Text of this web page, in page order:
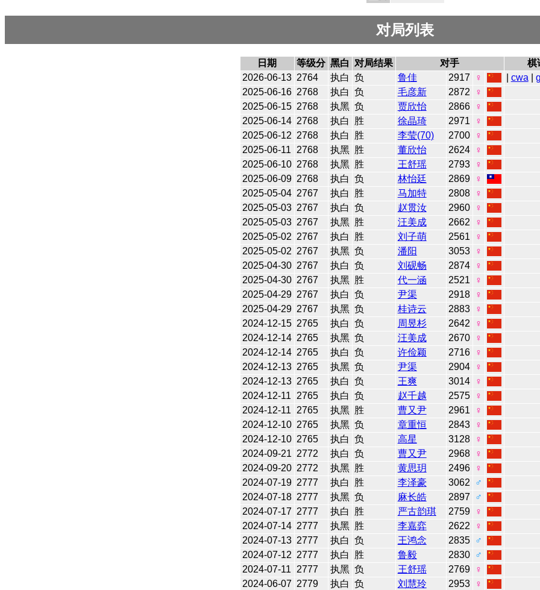
对局列表
日期 等级分 黑白 对局结果 对手
棋
2026-06-13 2764 执白 负 鲁佳 2917 ♀ cwa
2025-06-16 2768 执白 负 毛彦新 2872
♀
2025-06-15 2768 执黑 负 贾欣怡 2866
♀
2025-06-14 2768 执白 胜 徐晶琦 2971
♀
2025-06-12 2768 执白 胜 李莹(70) 2700
♀
2025-06-11
2768 执黑 胜 董欣怡 2624
♀
2025-06-10 2768 执黑 胜 王舒瑶 2793
♀
2025-06-09 2768 执白 负 林怡廷 2869
♀
2025-05-04 2767 执白 胜 马加特 2808
♀
2025-05-03 2767 执白 负 赵贯汝 2960
♀
2025-05-03 2767 执黑 胜 汪美成 2662
♀
2025-05-02 2767 执白 胜 刘子萌 2561
♀
2025-05-02 2767 执黑 负 潘阳 3053
♀
2025-04-30 2767 执白 负 刘砚畅 2874
♀
2025-04-30 2767 执黑 胜 代一涵 2521
♀
2025-04-29 2767 执白 负 尹渠 2918
♀
2025-04-29 2767 执黑 负 桂诗云 2883
♀
2024-12-15 2765 执白 负 周昱杉 2642
♀
2024-12-14 2765 执黑 负 汪美成 2670
♀
2024-12-14 2765 执白 负 许俭颖 2716
♀
2024-12-13 2765 执黑 负 尹渠 2904
♀
2024-12-13 2765 执白 负 王爽 3014
♀
2024-12-11
2765 执白 负 赵千越 2575
♀
2024-12-11
2765 执黑 胜 曹又尹 2961
♀
2024-12-10 2765 执黑 负 章重恒 2843
♀
2024-12-10 2765 执白 负 高星 3128
♀
2024-09-21 2772 执白 负 曹又尹 2968
♀
2024-09-20 2772 执黑 胜 黄思玥 2496
♀
2024-07-19 2777 执白 胜 李泽豪 3062
♂
2024-07-18 2777 执黑 负 麻长皓 2897
♂
2024-07-17 2777 执白 胜 严古韵琪 2759
♀
2024-07-14 2777 执黑 胜 李嘉弈 2622
♀
2024-07-13 2777 执白 负 王鸿念 2835
♂
2024-07-12 2777 执白 胜 鲁毅 2830
♂
2024-07-11
2777 执黑 负 王舒瑶 2769
♀
2024-06-07 2779 执白 负 刘慧玲 2953
♀